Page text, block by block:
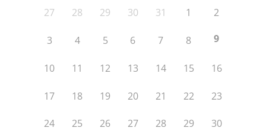
27 28 29 30 31 1 2
3 4 5 6 7 8 9
10 11 12 13 14 15 16
17 18 19 20 21 22 23
24 25 26 27 28 29 30